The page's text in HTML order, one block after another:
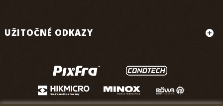
UŽITOČNÉ ODKAZY